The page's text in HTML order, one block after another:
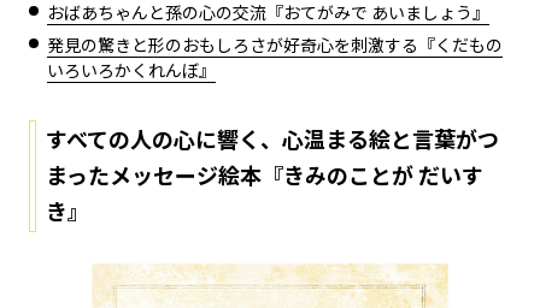
おばあちゃんと孫の心の交流『おてがみで あいましょう』
発見の驚きと形のおもしろさが好奇心を刺激する『くだもの
いろいろかくれんぼ』
すべての人の心に響く、心温まる絵と言葉がつ
まったメッセージ絵本『きみのことが だいす
き』